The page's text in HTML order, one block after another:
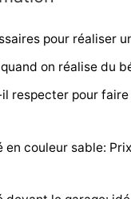
pour réaliser
on réalise du
respecter pour
couleur sable: